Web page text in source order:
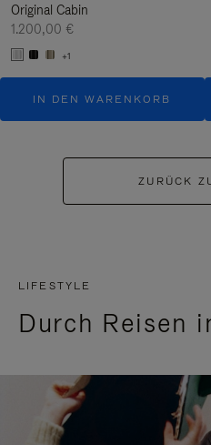
Original Cabin
1.200,00 €
+1
IN DEN WARENKORB
ZURÜCK
LIFESTYLE
Durch Reisen